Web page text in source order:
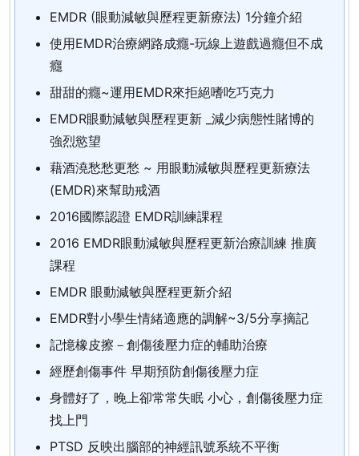
EMDR (眼動減敏與歷程更新療法) 1分鐘介紹
使用EMDR治療網路成癮-玩線上遊戲過癮但不成
癮
甜甜的癮~運用EMDR來拒絕嗜吃巧克力
EMDR眼動減敏與歷程更新 _減少病態性賭博的
強烈慾望
藉酒澆愁愁更愁 ~ 用眼動減敏與歷程更新療法
(EMDR)來幫助戒酒
2016國際認證 EMDR訓練課程
2016 EMDR眼動減敏與歷程更新治療訓練 推廣
課程
EMDR 眼動減敏與歷程更新介紹
EMDR對小學生情緒適應的調解~3/5分享摘記
記憶橡皮擦－創傷後壓力症的輔助治療
經歷創傷事件 早期預防創傷後壓力症
身體好了，晚上卻常常失眠 小心，創傷後壓力症
找上門
PTSD 反映出腦部的神經訊號系統不平衡